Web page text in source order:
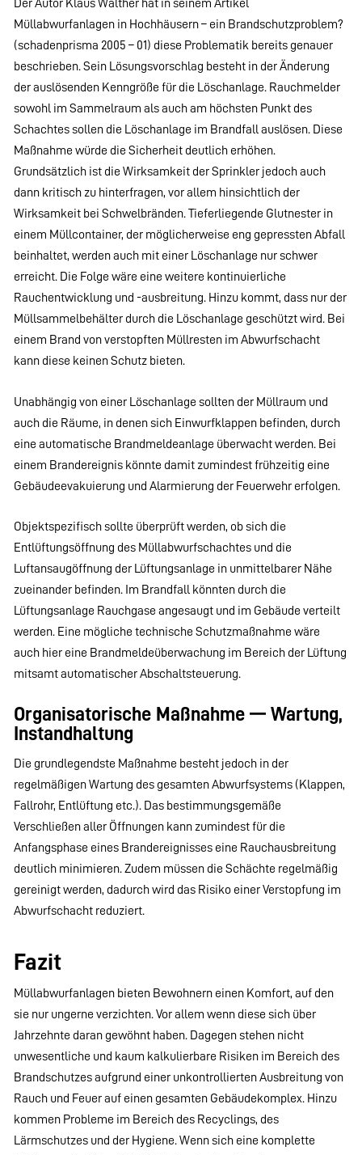
Der Autor Klaus Walther hat in seinem Artikel
Müllabwurfanlagen in Hochhäusern – ein Brandschutzproblem?
(schadenprisma 2005 – 01) diese Problematik bereits genauer
beschrieben. Sein Lösungsvorschlag besteht in der Änderung
der auslösenden Kenngröße für die Löschanlage. Rauchmelder
sowohl im Sammelraum als auch am höchsten Punkt des
Schachtes sollen die Löschanlage im Brandfall auslösen. Diese
Maßnahme würde die Sicherheit deutlich erhöhen.
Grundsätzlich ist die Wirksamkeit der Sprinkler jedoch auch
dann kritisch zu hinterfragen, vor allem hinsichtlich der
Wirksamkeit bei Schwelbränden. Tieferliegende Glutnester in
einem Müllcontainer, der möglicherweise eng gepressten Abfall
beinhaltet, werden auch mit einer Löschanlage nur schwer
erreicht. Die Folge wäre eine weitere kontinuierliche
Rauchentwicklung und -ausbreitung. Hinzu kommt, dass nur der
Müllsammelbehälter durch die Löschanlage geschützt wird. Bei
einem Brand von verstopften Müllresten im Abwurfschacht
kann diese keinen Schutz bieten.
Unabhängig von einer Löschanlage sollten der Müllraum und
auch die Räume, in denen sich Einwurfklappen befinden, durch
eine automatische Brandmeldeanlage überwacht werden. Bei
einem Brandereignis könnte damit zumindest frühzeitig eine
Gebäudeevakuierung und Alarmierung der Feuerwehr erfolgen.
Objektspezifisch sollte überprüft werden, ob sich die
Entlüftungsöffnung des Müllabwurfschachtes und die
Luftansaugöffnung der Lüftungsanlage in unmittelbarer Nähe
zueinander befinden. Im Brandfall könnten durch die
Lüftungsanlage Rauchgase angesaugt und im Gebäude verteilt
werden. Eine mögliche technische Schutzmaßnahme wäre
auch hier eine Brandmeldeüberwachung im Bereich der Lüftung
mitsamt automatischer Abschaltsteuerung.
Organisatorische Maßnahme — Wartung,
Instandhaltung
Die grundlegendste Maßnahme besteht jedoch in der
regelmäßigen Wartung des gesamten Abwurfsystems (Klappen,
Fallrohr, Entlüftung etc.). Das bestimmungsgemäße
Verschließen aller Öffnungen kann zumindest für die
Anfangsphase eines Brandereignisses eine Rauchausbreitung
deutlich minimieren. Zudem müssen die Schächte regelmäßig
gereinigt werden, dadurch wird das Risiko einer Verstopfung im
Abwurfschacht reduziert.
Fazit
Müllabwurfanlagen bieten Bewohnern einen Komfort, auf den
sie nur ungerne verzichten. Vor allem wenn diese sich über
Jahrzehnte daran gewöhnt haben. Dagegen stehen nicht
unwesentliche und kaum kalkulierbare Risiken im Bereich des
Brandschutzes aufgrund einer unkontrollierten Ausbreitung von
Rauch und Feuer auf einen gesamten Gebäudekomplex. Hinzu
kommen Probleme im Bereich des Recyclings, des
Lärmschutzes und der Hygiene. Wenn sich eine komplette